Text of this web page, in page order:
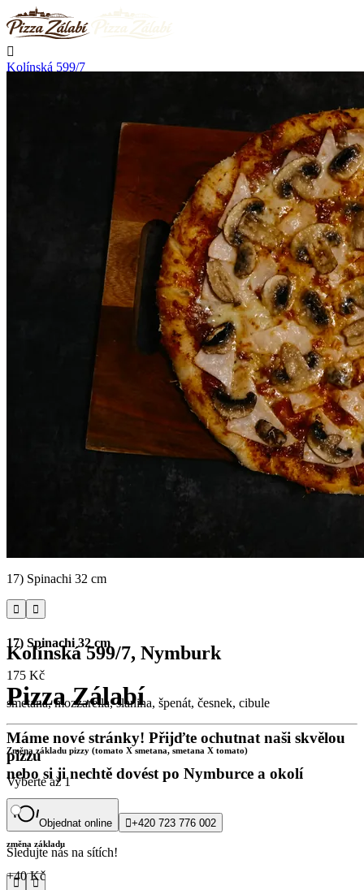

Kolínská 599/7
Začíná rozvážet zítra v 10:30
Kolínská 599/7, Nymburk
Pizza Zálabí
Máme nové stránky! Přijďte ochutnat naši skvělou
pizzu
nebo si ji nechtě dovést po Nymburce a okolí
Objednat online +420 723 776 002
Sledujte nás na sítích!
 
17) Spinachi 32 cm
 
17) Spinachi 32 cm
175 Kč
smetana, mozzarella, slanina, špenát, česnek, cibule
Změna základu pizzy (tomato X smetana, smetana X tomato)
Vyberte až 1
změna základu
+40 Kč